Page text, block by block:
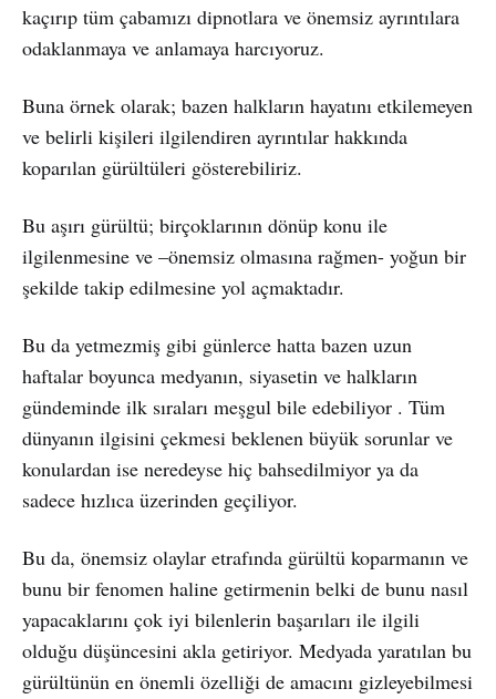
kaçırıp tüm çabamızı dipnotlara ve önemsiz ayrıntılara
odaklanmaya ve anlamaya harcıyoruz.
Buna örnek olarak; bazen halkların hayatını etkilemeyen
ve belirli kişileri ilgilendiren ayrıntılar hakkında
koparılan gürültüleri gösterebiliriz.
Bu aşırı gürültü; birçoklarının dönüp konu ile
ilgilenmesine ve –önemsiz olmasına rağmen- yoğun bir
şekilde takip edilmesine yol açmaktadır.
Bu da yetmezmiş gibi günlerce hatta bazen uzun
haftalar boyunca medyanın, siyasetin ve halkların
gündeminde ilk sıraları meşgul bile edebiliyor . Tüm
dünyanın ilgisini çekmesi beklenen büyük sorunlar ve
konulardan ise neredeyse hiç bahsedilmiyor ya da
sadece hızlıca üzerinden geçiliyor.
Bu da, önemsiz olaylar etrafında gürültü koparmanın ve
bunu bir fenomen haline getirmenin belki de bunu nasıl
yapacaklarını çok iyi bilenlerin başarıları ile ilgili
olduğu düşüncesini akla getiriyor. Medyada yaratılan bu
gürültünün en önemli özelliği de amacını gizleyebilmesi